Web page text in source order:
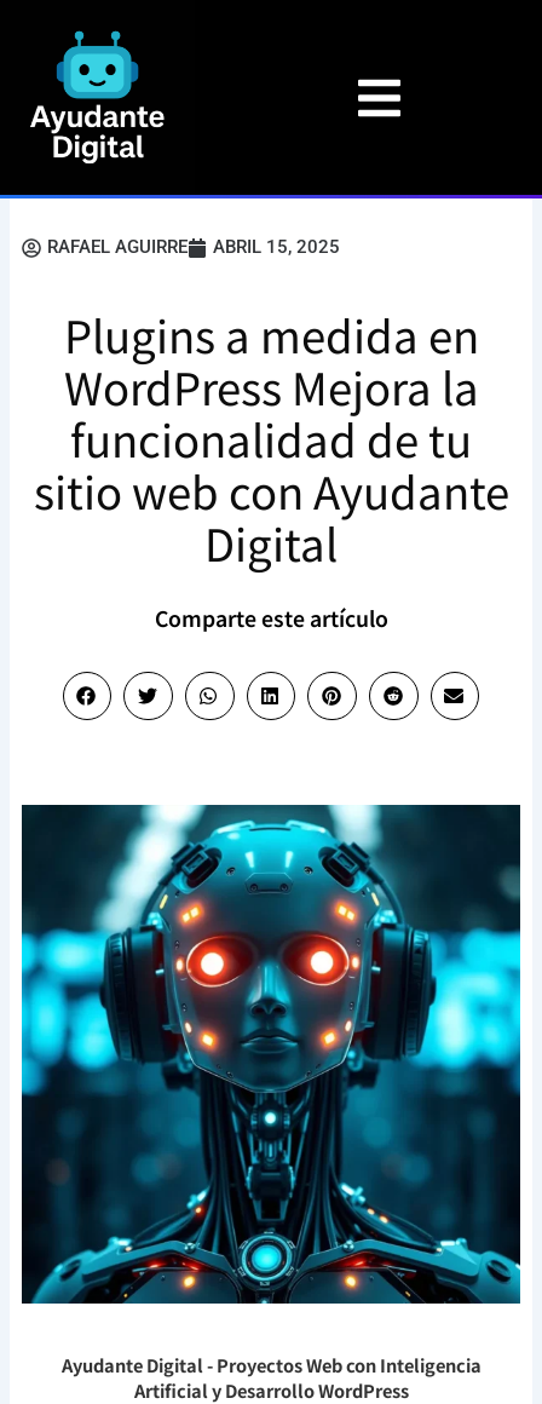
contenido
RAFAEL AGUIRRE ABRIL 15, 2025
Plugins a medida en
WordPress Mejora la
funcionalidad de tu
sitio web con Ayudante
Digital
Comparte este artículo
Ayudante Digital- Proyectos Web con Inteligencia
Artificial y Desarrollo WordPress